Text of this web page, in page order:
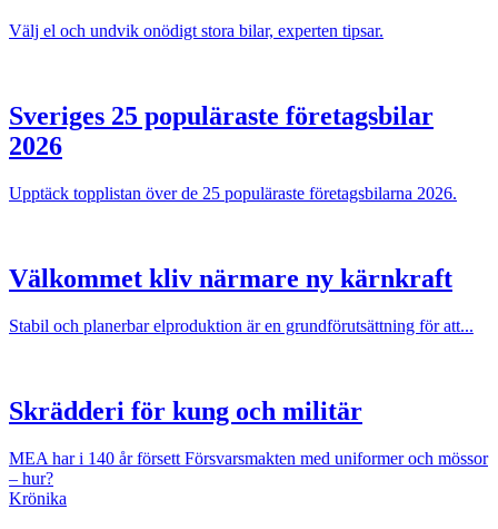
Välj el och undvik onödigt stora bilar, experten tipsar.
Sveriges 25 populäraste företagsbilar
2026
Upptäck topplistan över de 25 populäraste företagsbilarna 2026.
Välkommet kliv närmare ny kärnkraft
Stabil och planerbar elproduktion är en grundförutsättning för att...
Skrädderi för kung och militär
MEA har i 140 år försett Försvarsmakten med uniformer och mössor
– hur?
Krönika